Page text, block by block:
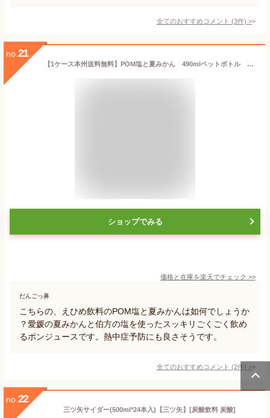
全てのおすすめコメント (3件) >
no. 21
【1ケース本州送料無料】POM塩と夏みかん 490mlペットボトル 24本 ポンジュース えひめ飲料北海道・四国・九州行きは追加送料220円かかります。
ショップでみる
価格と在庫を楽天でチェック >>
だんごっ鼻
こちらの、えひめ飲料のPOM塩と夏みかんは如何でしょうか
？愛媛の夏みかんと伯方の塩を使ったスッキリごくごく飲め
るポンジュースです。熱中症予防にも良さそうです。
全てのおすすめコメント (2件) >
no. 22
三ツ矢サイダー(500ml*24本入)【三ツ矢】[炭酸飲料 炭酸]